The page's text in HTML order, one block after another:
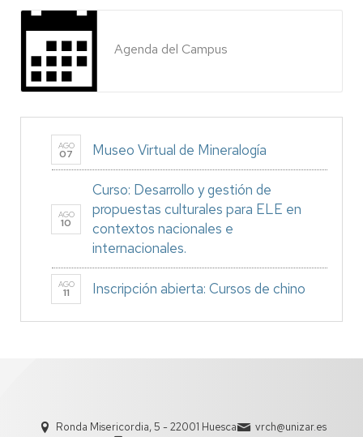
Agenda del Campus
AGO
07 Museo Virtual de Mineralogía
AGO
10
Curso: Desarrollo y gestión de
propuestas culturales para ELE en
contextos nacionales e
internacionales.
AGO
11 Inscripción abierta: Cursos de chino
Ronda Misericordia, 5 - 22001 Huesca
vrch@unizar.es